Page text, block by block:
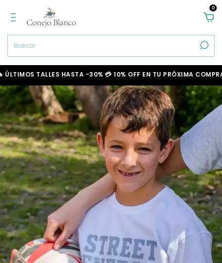
0
HASTA -30% 💳 10% OFF EN TU PRÓXIMA COMPRA ❄️